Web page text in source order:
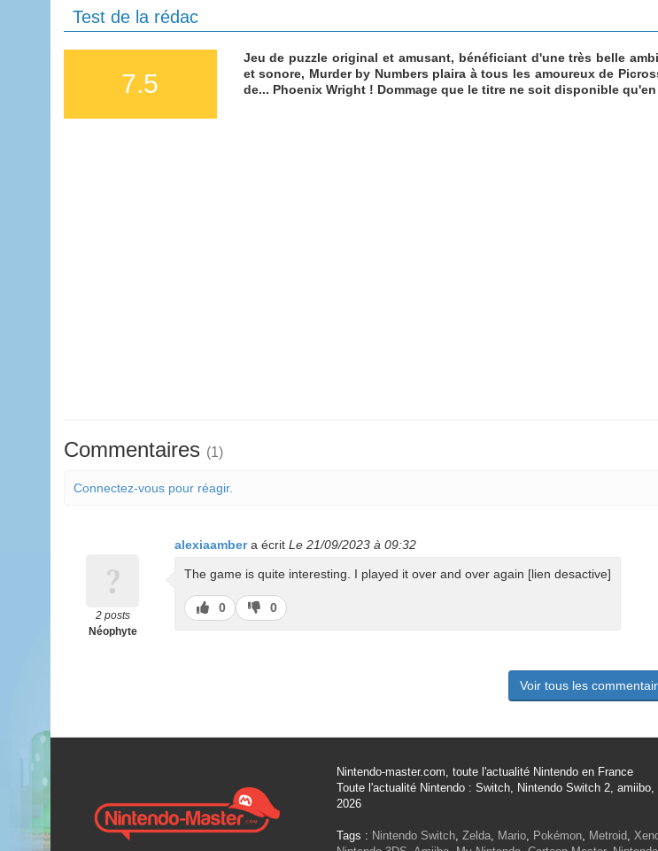
Test de la rédac
7.5
Jeu de puzzle original et amusant, bénéficiant d'une très belle
et sonore, Murder by Numbers plaira à tous les amoureux de
de... Phoenix Wright ! Dommage que le titre ne soit disponible
Commentaires (1)
Connectez-vous pour réagir.
2 posts
Néophyte
alexiaambera écrit Le 21/09/2023 à 09:32
The game is quite interesting. I played it over and over again [lien desactive]
J’aime
0
J’aime
pas
0
Voir tous les
Nintendo-master.com, toute l'actualité Nintendo en France
Toute l'actualité Nintendo : Switch, Nintendo Switch 2, amiibo,
2026
Tags : Nintendo Switch, Zelda, Mario, Pokémon, Metroid,